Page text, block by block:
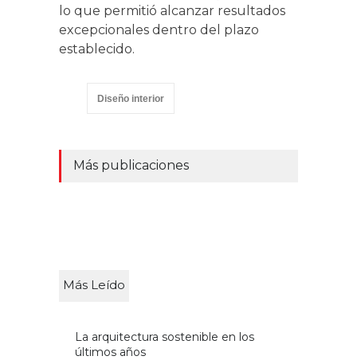
lo que permitió alcanzar resultados
excepcionales dentro del plazo
establecido.
Diseño interior
Más publicaciones
Más Leído
La arquitectura sostenible en los
últimos años